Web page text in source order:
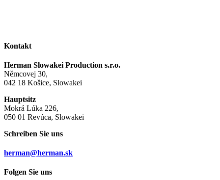
Kontakt
Herman Slowakei Production s.r.o.
Němcovej 30,
042 18 Košice, Slowakei
Hauptsitz
Mokrá Lúka 226,
050 01 Revúca, Slowakei
Schreiben Sie uns
herman@herman.sk
Folgen Sie uns